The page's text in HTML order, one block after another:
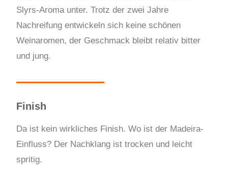
Slyrs-Aroma unter. Trotz der zwei Jahre
Nachreifung entwickeln sich keine schönen
Weinaromen, der Geschmack bleibt relativ bitter
und jung.
Finish
Da ist kein wirkliches Finish. Wo ist der Madeira-
Einfluss? Der Nachklang ist trocken und leicht
spritig.